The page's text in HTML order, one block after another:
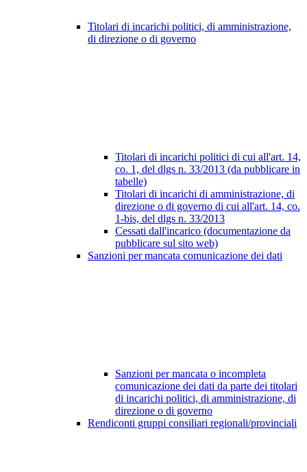
Titolari di incarichi politici, di amministrazione,
di direzione o di governo
Titolari di incarichi politici di cui all'art. 14,
co. 1, del dlgs n. 33/2013 (da pubblicare in
tabelle)
Titolari di incarichi di amministrazione, di
direzione o di governo di cui all'art. 14, co.
1-bis, del dlgs n. 33/2013
Cessati dall'incarico (documentazione da
pubblicare sul sito web)
Sanzioni per mancata comunicazione dei dati
Sanzioni per mancata o incompleta
comunicazione dei dati da parte dei titolari
di incarichi politici, di amministrazione, di
direzione o di governo
Rendiconti gruppi consiliari regionali/provinciali